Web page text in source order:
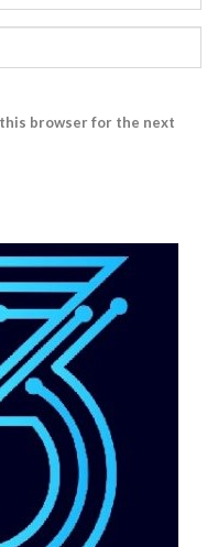
this browser for the next